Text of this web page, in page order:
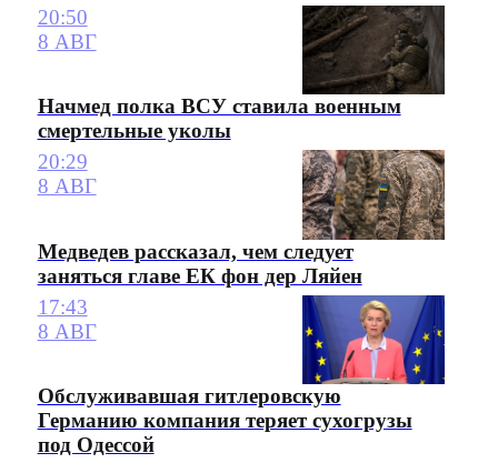
20:50
8 АВГ
Начмед полка ВСУ ставила военным
смертельные уколы
20:29
8 АВГ
Медведев рассказал, чем следует
заняться главе ЕК фон дер Ляйен
17:43
8 АВГ
Обслуживавшая гитлеровскую
Германию компания теряет сухогрузы
под Одессой